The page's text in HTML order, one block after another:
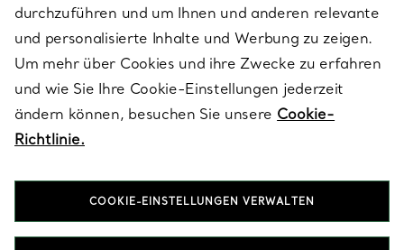
RECHTLICHE HINWEISE
FOLGEN SIE UNS
durchzuführen und um Ihnen und anderen relevante
und personalisierte Inhalte und Werbung zu zeigen.
Um mehr über Cookies und ihre Zwecke zu erfahren
und wie Sie Ihre Cookie-Einstellungen jederzeit
ändern können, besuchen Sie unsere Cookie-
Richtlinie.
COOKIE-EINSTELLUNGEN VERWALTEN